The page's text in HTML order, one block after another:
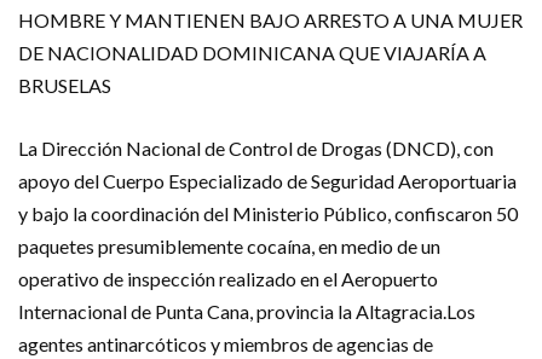
HOMBRE Y MANTIENEN BAJO ARRESTO A UNA MUJER
DE NACIONALIDAD DOMINICANA QUE VIAJARÍA A
BRUSELAS
La Dirección Nacional de Control de Drogas (DNCD), con
apoyo del Cuerpo Especializado de Seguridad Aeroportuaria
y bajo la coordinación del Ministerio Público, confiscaron 50
paquetes presumiblemente cocaína, en medio de un
operativo de inspección realizado en el Aeropuerto
Internacional de Punta Cana, provincia la Altagracia.Los
agentes antinarcóticos y miembros de agencias de